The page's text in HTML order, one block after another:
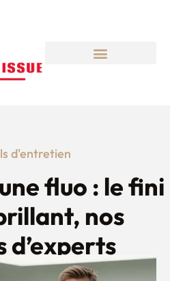
d'entretien
fluo : le fini
nos
d’experts